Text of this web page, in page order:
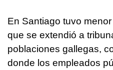
En Santiago tuvo
que se extendió a
poblaciones gallegas,
donde los empleados